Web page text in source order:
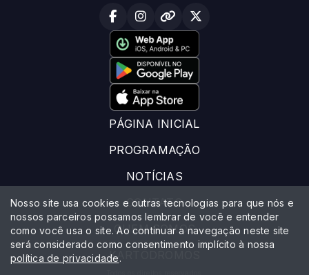
PÁGINA INICIAL
PROGRAMAÇÃO
NOTÍCIAS
CONTATO
QUEM SOMOS
KARTÓDROMOS
Nosso site usa cookies e outras tecnologias para que nós e
nossos parceiros possamos lembrar de você e entender
como você usa o site. Ao continuar a navegação neste site
será considerado como consentimento implícito à nossa
política de privacidade.